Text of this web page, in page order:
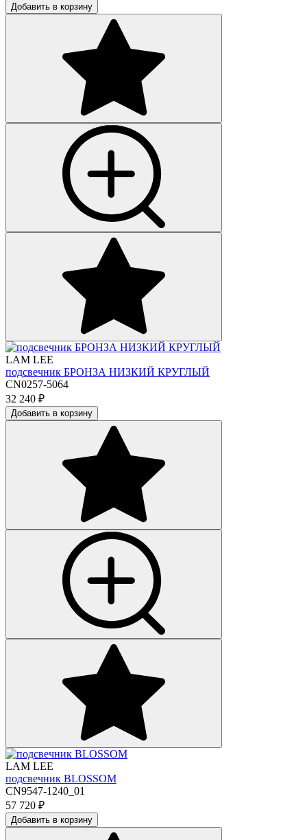
Добавить в корзину
LAM LEE
подсвечник БРОНЗА НИЗКИЙ КРУГЛЫЙ
CN0257-5064
32 240 ₽
Добавить в корзину
LAM LEE
подсвечник BLOSSOM
CN9547-1240_01
57 720 ₽
Добавить в корзину